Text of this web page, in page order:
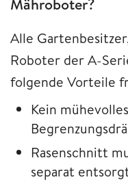
Alle
Roboter der A-
folgende Vorteile
Kein
Rasenschnitt
separat